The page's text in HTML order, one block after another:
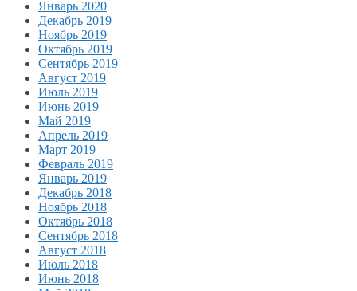
Январь 2020
Декабрь 2019
Ноябрь 2019
Октябрь 2019
Сентябрь 2019
Август 2019
Июль 2019
Июнь 2019
Май 2019
Апрель 2019
Март 2019
Февраль 2019
Январь 2019
Декабрь 2018
Ноябрь 2018
Октябрь 2018
Сентябрь 2018
Август 2018
Июль 2018
Июнь 2018